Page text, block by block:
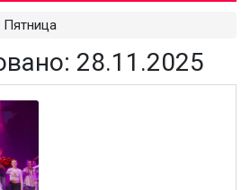
Пятница
28.11.2025